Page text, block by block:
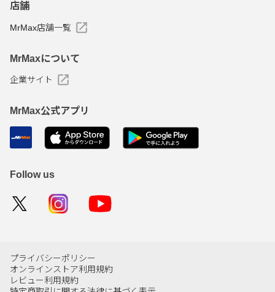
店舗
MrMax店舗一覧
MrMaxについて
企業サイト
MrMax公式アプリ
Follow us
プライバシーポリシー
オンラインストア利用規約
レビュー利用規約